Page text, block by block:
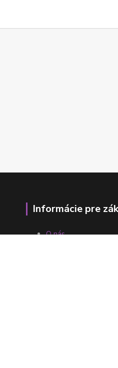
Informácie pre
O nás